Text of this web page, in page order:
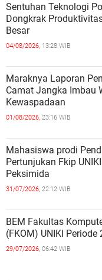
Sentuhan Teknologi
Dongkrak
Besar
04/08/2026, 13:28 WIB
Maraknya Laporan
Camat Jangka Imbau
Kewaspadaan
01/08/2026, 23:16 WIB
Mahasiswa prodi
Pertunjukan Fkip
Peksimida
31/07/2026, 22:12 WIB
BEM Fakultas
(FKOM) UNIKI
29/07/2026, 06:42 WIB